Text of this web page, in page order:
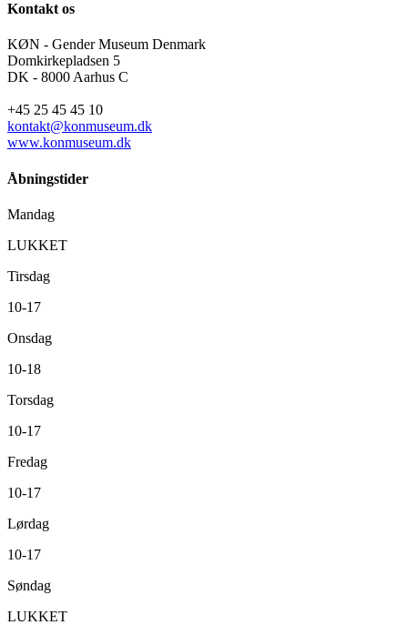
Kontakt os
KØN - Gender Museum Denmark
Domkirkepladsen 5
DK - 8000 Aarhus C
+45 25 45 45 10
kontakt@konmuseum.dk
www.konmuseum.dk
Åbningstider
Mandag
LUKKET
Tirsdag
10-17
Onsdag
10-18
Torsdag
10-17
Fredag
10-17
Lørdag
10-17
Søndag
LUKKET